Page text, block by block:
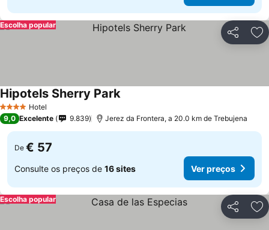
Partilhar
Escolha popular
4 EstrelasHotel
Hipotels Sherry Park
9,0 Excelente 9.839 Jerez da Frontera, a 20.0 km de Trebujena
De € 57
Consulte os preços de 16 sites Ver preços
Partilhar
Escolha popular